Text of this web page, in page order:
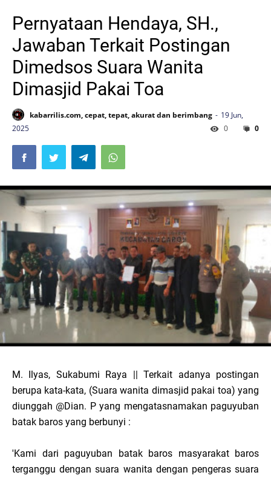
Pernyataan Hendaya, SH.,
Jawaban Terkait Postingan
Dimedsos Suara Wanita
Dimasjid Pakai Toa
kabarrilis.com, cepat, tepat, akurat dan berimbang
19 Jun,
2025
0
0
M. Ilyas, Sukabumi Raya || Terkait adanya postingan
berupa kata-kata, (Suara wanita dimasjid pakai toa) yang
diunggah @Dian. P yang mengatasnamakan paguyuban
batak baros yang berbunyi :
'Kami dari paguyuban batak baros masyarakat baros
terganggu dengan suara wanita dengan pengeras suara